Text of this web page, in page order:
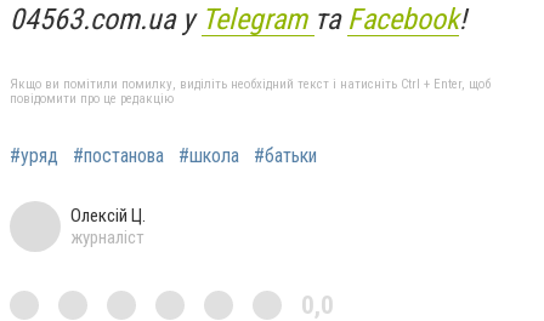
04563.com.ua у Telegram та Facebook!
Якщо ви помітили помилку, виділіть необхідний текст і натисніть Ctrl + Enter, щоб
повідомити про це редакцію
#уряд #постанова #школа #батьки
Олексій Ц.
журналіст
0,0